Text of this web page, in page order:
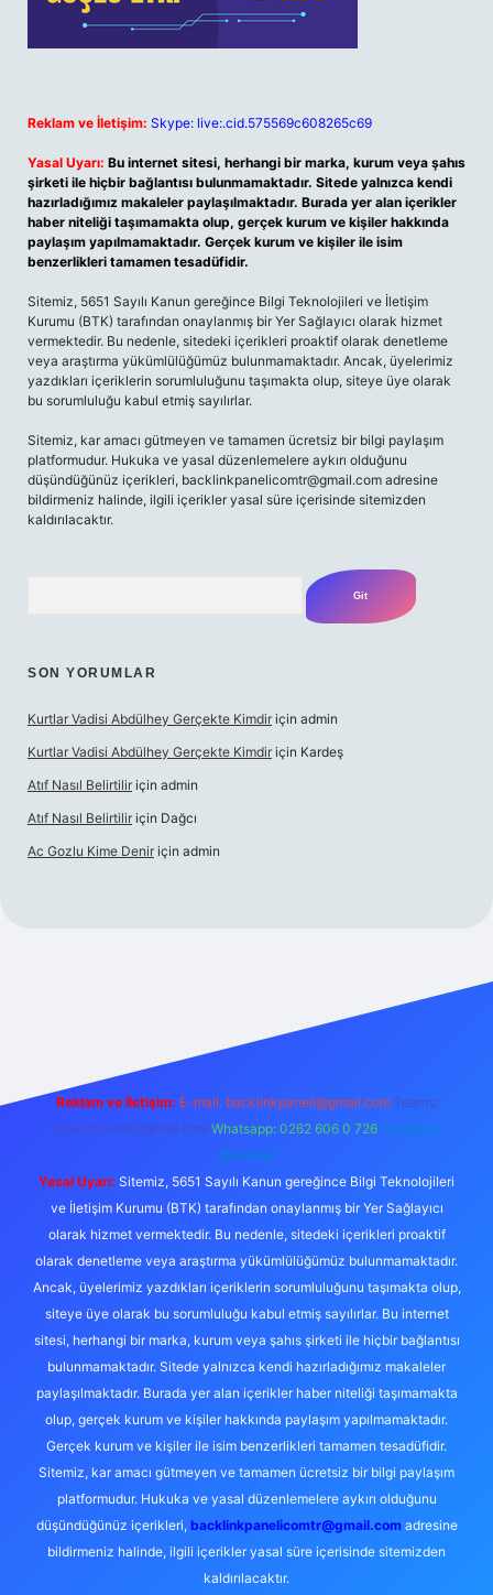
Reklam ve İletişim: Skype: live:.cid.575569c608265c69
Yasal Uyarı: Bu internet sitesi, herhangi bir marka, kurum veya şahıs
şirketi ile hiçbir bağlantısı bulunmamaktadır. Sitede yalnızca kendi
hazırladığımız makaleler paylaşılmaktadır. Burada yer alan içerikler
haber niteliği taşımamakta olup, gerçek kurum ve kişiler hakkında
paylaşım yapılmamaktadır. Gerçek kurum ve kişiler ile isim
benzerlikleri tamamen tesadüfidir.
Sitemiz, 5651 Sayılı Kanun gereğince Bilgi Teknolojileri ve İletişim
Kurumu (BTK) tarafından onaylanmış bir Yer Sağlayıcı olarak hizmet
vermektedir. Bu nedenle, sitedeki içerikleri proaktif olarak denetleme
veya araştırma yükümlülüğümüz bulunmamaktadır. Ancak, üyelerimiz
yazdıkları içeriklerin sorumluluğunu taşımakta olup, siteye üye olarak
bu sorumluluğu kabul etmiş sayılırlar.
Sitemiz, kar amacı gütmeyen ve tamamen ücretsiz bir bilgi paylaşım
platformudur. Hukuka ve yasal düzenlemelere aykırı olduğunu
düşündüğünüz içerikleri, backlinkpanelicomtr@gmail.com adresine
bildirmeniz halinde, ilgili içerikler yasal süre içerisinde sitemizden
kaldırılacaktır.
SON YORUMLAR
Kurtlar Vadisi Abdülhey Gerçekte Kimdir için admin
Kurtlar Vadisi Abdülhey Gerçekte Kimdir için Kardeş
Atıf Nasıl Belirtilir için admin
Atıf Nasıl Belirtilir için Dağcı
Ac Gozlu Kime Denir için admin
Reklam ve İletişim: E-mail: backlinkpaneli@gmail.com Teams:
forumhizmeti@gmail.com Whatsapp: 0262 606 0 726 Telegram:
@karabul
Yasal Uyarı: Sitemiz, 5651 Sayılı Kanun gereğince Bilgi Teknolojileri
ve İletişim Kurumu (BTK) tarafından onaylanmış bir Yer Sağlayıcı
olarak hizmet vermektedir. Bu nedenle, sitedeki içerikleri proaktif
olarak denetleme veya araştırma yükümlülüğümüz bulunmamaktadır.
Ancak, üyelerimiz yazdıkları içeriklerin sorumluluğunu taşımakta olup,
siteye üye olarak bu sorumluluğu kabul etmiş sayılırlar. Bu internet
sitesi, herhangi bir marka, kurum veya şahıs şirketi ile hiçbir bağlantısı
bulunmamaktadır. Sitede yalnızca kendi hazırladığımız makaleler
paylaşılmaktadır. Burada yer alan içerikler haber niteliği taşımamakta
olup, gerçek kurum ve kişiler hakkında paylaşım yapılmamaktadır.
Gerçek kurum ve kişiler ile isim benzerlikleri tamamen tesadüfidir.
Sitemiz, kar amacı gütmeyen ve tamamen ücretsiz bir bilgi paylaşım
platformudur. Hukuka ve yasal düzenlemelere aykırı olduğunu
düşündüğünüz içerikleri, backlinkpanelicomtr@gmail.comadresine
bildirmeniz halinde, ilgili içerikler yasal süre içerisinde sitemizden
kaldırılacaktır.